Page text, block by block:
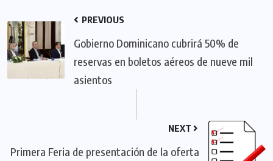
PREVIOUS
Gobierno Dominicano cubrirá 50% de
reservas en boletos aéreos de nueve mil
asientos
NEXT
Primera Feria de presentación de la oferta